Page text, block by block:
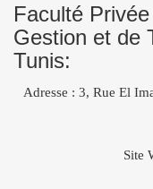
Faculté
Gestion et de
Tunis:
Adresse : 3, Rue El
Site